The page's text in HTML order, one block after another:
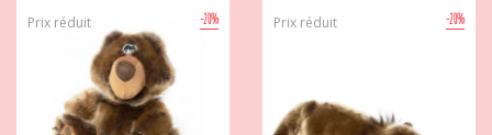
-20%
Prix réduit -20%
Prix réduit